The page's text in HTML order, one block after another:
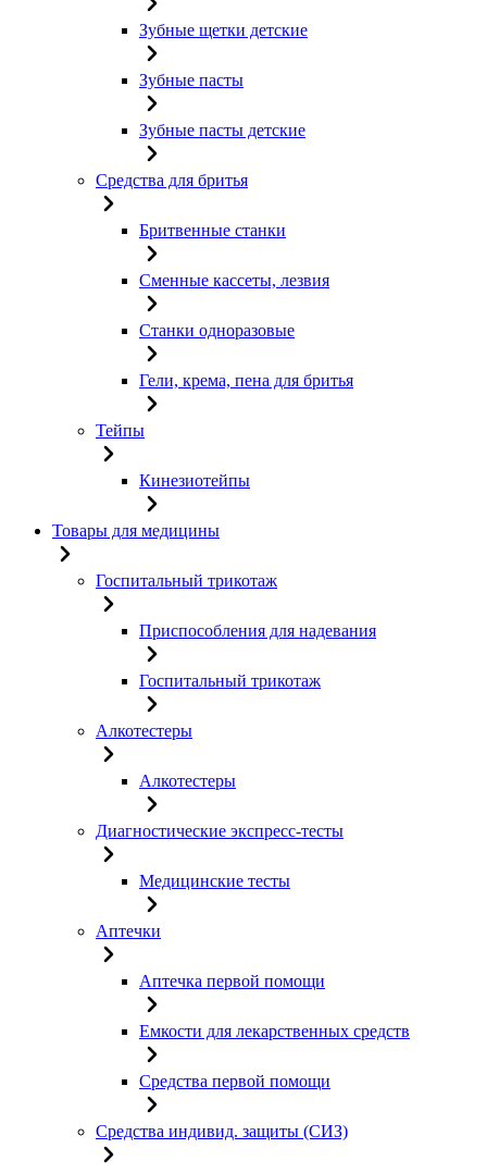
Зубные щетки детские
Зубные пасты
Зубные пасты детские
Средства для бритья
Бритвенные станки
Сменные кассеты, лезвия
Станки одноразовые
Гели, крема, пена для бритья
Тейпы
Кинезиотейпы
Товары для медицины
Госпитальный трикотаж
Приспособления для надевания
Госпитальный трикотаж
Алкотестеры
Алкотестеры
Диагностические экспресс-тесты
Медицинские тесты
Аптечки
Аптечка первой помощи
Емкости для лекарственных средств
Средства первой помощи
Средства индивид. защиты (СИЗ)